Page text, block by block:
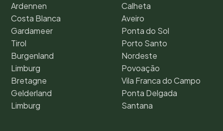
Ardennen
Costa Blanca
Gardameer
Tirol
Burgenland
Limburg
Bretagne
Gelderland
Limburg
Calheta
Aveiro
Ponta do Sol
Porto Santo
Nordeste
Povoação
Vila Franca do Campo
Ponta Delgada
Santana